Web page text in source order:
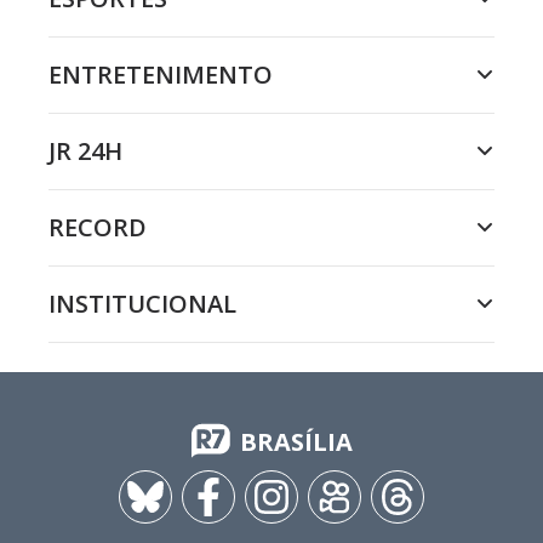
ENTRETENIMENTO
JR 24H
RECORD
INSTITUCIONAL
BRASÍLIA